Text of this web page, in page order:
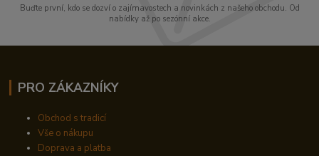
Buďte první, kdo se dozví o zajímavostech a novinkách z našeho obchodu. Od
nabídky až po sezónní akce.
PRO ZÁKAZNÍKY
Obchod s tradicí
Vše o nákupu
Doprava a platba